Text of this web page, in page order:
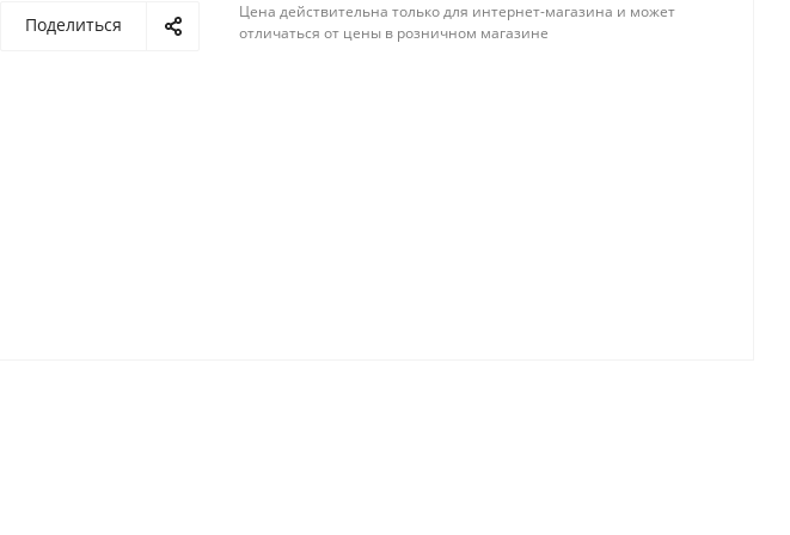
Поделиться
Цена действительна только для интернет-магазина и может
отличаться от цены в розничном магазине